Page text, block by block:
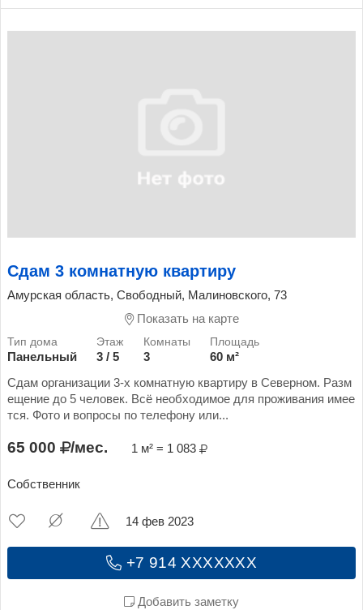
Сдам 3 комнатную квартиру
Амурская область, Свободный, Малиновского, 73
Показать на карте
Панельный 3 / 5 3
60 м²
Сдам организации 3-х комнатную квартиру в Северном. Разм
ещение до 5 человек. Всё необходимое для проживания имее
тся. Фото и вопросы по телефону или...
65 000 /мес. 1 м² = 1 083
Собственник
+7 914 XXXXXXX
Добавить заметку
14 фев 2023